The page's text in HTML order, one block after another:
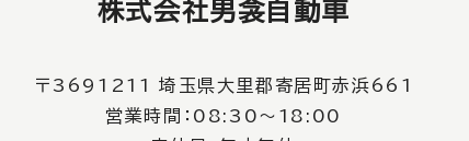
株式会社男衾自動車
〒3691211 埼玉県大里郡寄居町赤浜661
営業時間：08:30〜18:00